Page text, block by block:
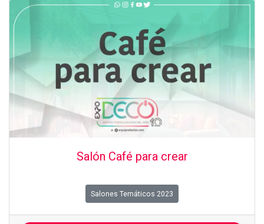
Salón Café para crear
Salones Temáticos 2023